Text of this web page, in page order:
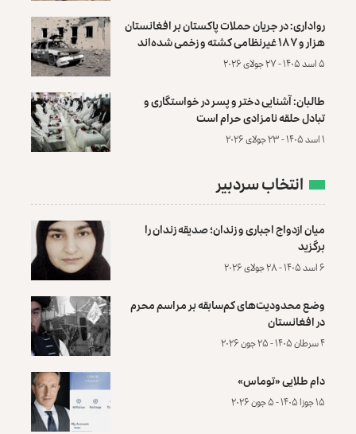
رواداری: در جریان حملات پاکستان بر افغانستان
هزار و ۱۸۷ غیرنظامی کشته و زخمی شده‌اند
۵ اسد ۱۴۰۵ - ۲۷ جولای ۲۰۲۶
طالبان: آشنایی دختر و پسر در خواستگاری و
تبادل حلقه نامزادی حرام است
۱ اسد ۱۴۰۵ - ۲۳ جولای ۲۰۲۶
انتخاب سردبیر
میان ازدواج اجباری و زندان؛ صدیقه زندان را
برگزید
۶ اسد ۱۴۰۵ - ۲۸ جولای ۲۰۲۶
وضع محدودیت‌های کم‌سابقه بر مراسم محرم
در افغانستان
۴ سرطان ۱۴۰۵ - ۲۵ جون ۲۰۲۶
دام طلایی «توماس»
۱۵ جوزا ۱۴۰۵ - ۵ جون ۲۰۲۶